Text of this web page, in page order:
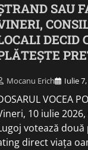
SAU
DECID
Mocanu Erich Iulie
VOCEA
10 iulie
votează
direct viața